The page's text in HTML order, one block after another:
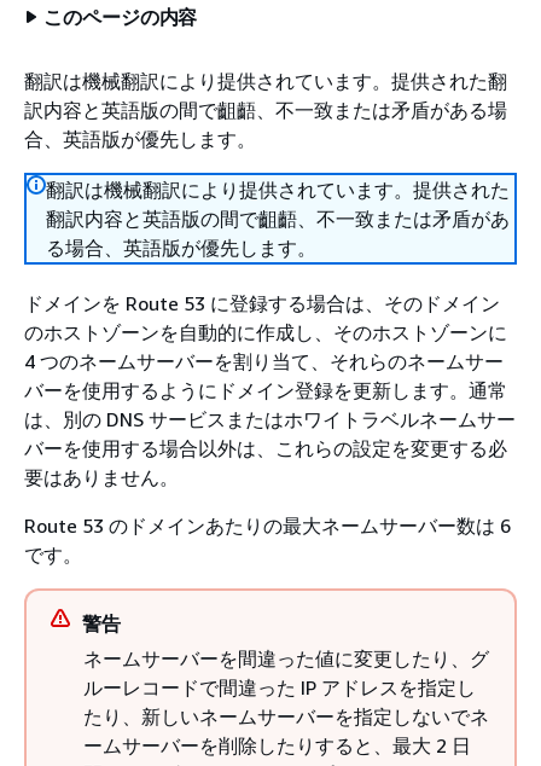
このページの内容
翻訳は機械翻訳により提供されています。提供された翻
訳内容と英語版の間で齟齬、不一致または矛盾がある場
合、英語版が優先します。
翻訳は機械翻訳により提供されています。提供された
翻訳内容と英語版の間で齟齬、不一致または矛盾があ
る場合、英語版が優先します。
ドメインを Route 53 に登録する場合は、そのドメイン
のホストゾーンを自動的に作成し、そのホストゾーンに
4 つのネームサーバーを割り当て、それらのネームサー
バーを使用するようにドメイン登録を更新します。通常
は、別の DNS サービスまたはホワイトラベルネームサー
バーを使用する場合以外は、これらの設定を変更する必
要はありません。
Route 53 のドメインあたりの最大ネームサーバー数は 6
です。
警告
ネームサーバーを間違った値に変更したり、グ
ルーレコードで間違った IP アドレスを指定し
たり、新しいネームサーバーを指定しないでネ
ームサーバーを削除したりすると、最大 2 日